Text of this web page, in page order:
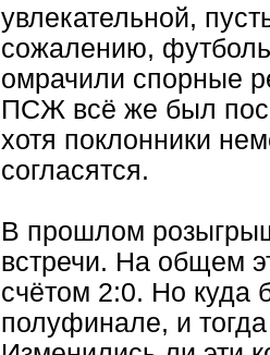
увлекательной,
сожалению,
омрачили спорные
ПСЖ всё же был
хотя поклонники
согласятся.
В прошлом
встречи. На общем
счётом 2:0. Но куда
полуфинале, и